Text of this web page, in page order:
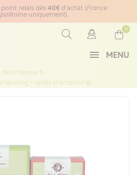
point relais dès 40€ d'achat (France
uniquement).
MENU
0
des cheveux
+ après shampooing)